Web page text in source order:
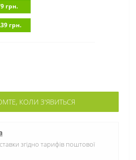
грн.
грн.
КОЛИ З'ЯВИТЬСЯ
згідно тарифів поштової